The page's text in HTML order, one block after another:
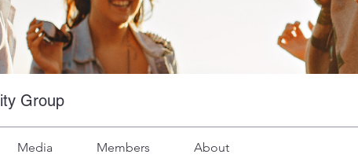
Group
Media Members About